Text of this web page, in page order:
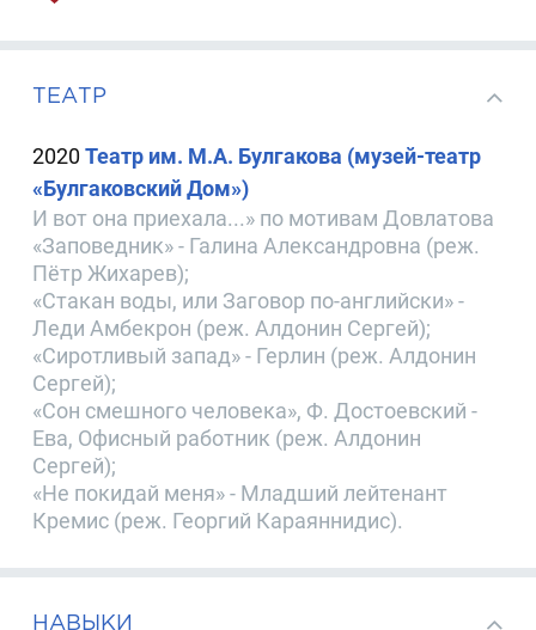
ТЕАТР
2020Театр им. М.А. Булгакова (музей-театр
«Булгаковский Дом»)
И вот она приехала...» по мотивам Довлатова
«Заповедник» - Галина Александровна (реж.
Пётр Жихарев);
«Стакан воды, или Заговор по-английски» -
Леди Амбекрон (реж. Алдонин Сергей);
«Сиротливый запад» - Герлин (реж. Алдонин
Сергей);
«Сон смешного человека», Ф. Достоевский -
Ева, Офисный работник (реж. Алдонин
Сергей);
«Не покидай меня» - Младший лейтенант
Кремис (реж. Георгий Караяннидис).
НАВЫКИ